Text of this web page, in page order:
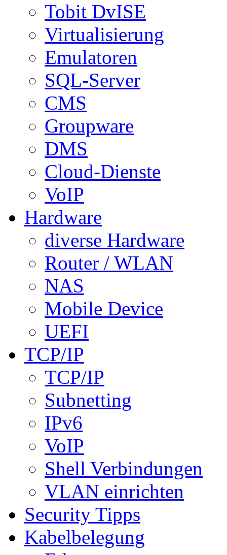
Tobit DvISE
Virtualisierung
Emulatoren
SQL-Server
CMS
Groupware
DMS
Cloud-Dienste
VoIP
Hardware
diverse Hardware
Router / WLAN
NAS
Mobile Device
UEFI
TCP/IP
TCP/IP
Subnetting
IPv6
VoIP
Shell Verbindungen
VLAN einrichten
Security Tipps
Kabelbelegung